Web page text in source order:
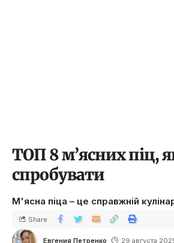
ТОП 8 м’ясних піц,
спробувати
М'ясна піца – це справжній
Евгения Петренко 29 августа
Share